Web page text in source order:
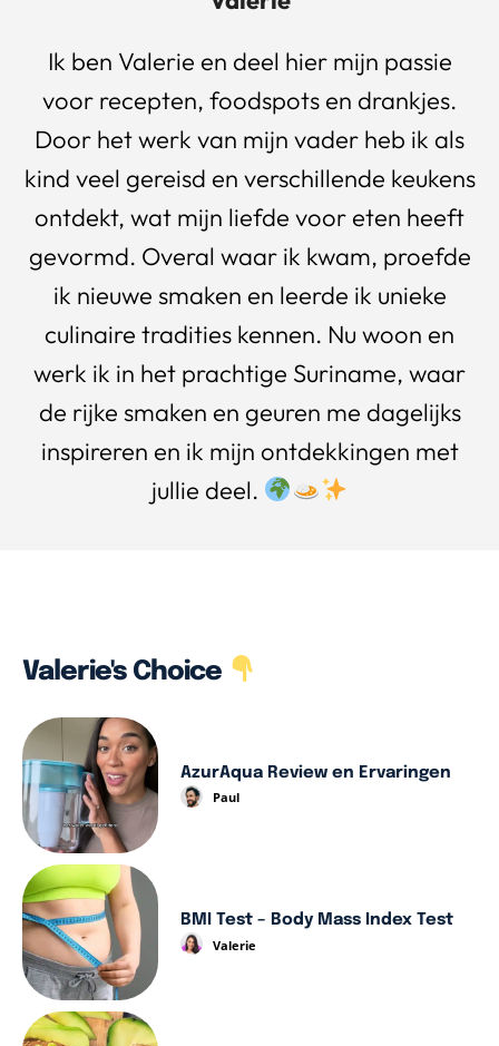
Ik ben Valerie en deel hier mijn passie
voor recepten, foodspots en drankjes.
Door het werk van mijn vader heb ik als
kind veel gereisd en verschillende keukens
ontdekt, wat mijn liefde voor eten heeft
gevormd. Overal waar ik kwam, proefde
ik nieuwe smaken en leerde ik unieke
culinaire tradities kennen. Nu woon en
werk ik in het prachtige Suriname, waar
de rijke smaken en geuren me dagelijks
inspireren en ik mijn ontdekkingen met
jullie deel.
Valerie's Choice
AzurAqua Review en Ervaringen
Paul
BMI Test – Body Mass Index Test
Valerie